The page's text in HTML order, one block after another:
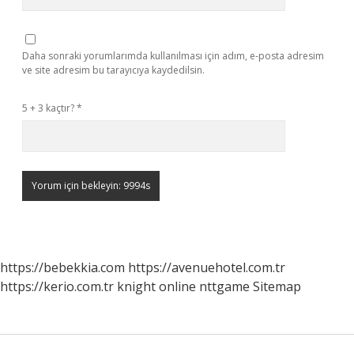
Daha sonraki yorumlarımda kullanılması için adım, e-posta adresim
ve site adresim bu tarayıcıya kaydedilsin.
5 + 3 kaçtır?*
https://bebekkia.com https://avenuehotel.com.tr
https://kerio.com.tr knight online nttgame Sitemap